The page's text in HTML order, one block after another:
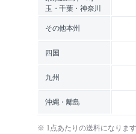
玉・千葉・神奈川
その他本州
四国
九州
沖縄・離島
※ 1点あたりの送料になります